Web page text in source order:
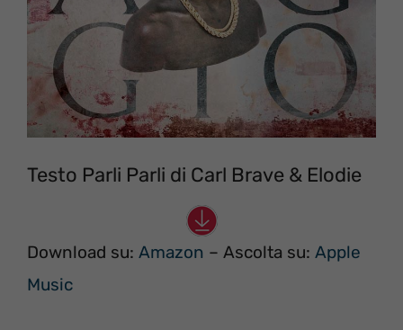
Testo Parli Parli di Carl Brave & Elodie
Download su: Amazon – Ascolta su: Apple
Music